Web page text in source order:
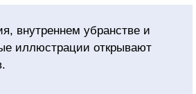
внутреннем убранстве и
иллюстрации открывают